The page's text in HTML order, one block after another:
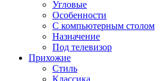
Угловые
Особенности
С компьютерным столом
Назначение
Под телевизор
Прихожие
Стиль
Классика